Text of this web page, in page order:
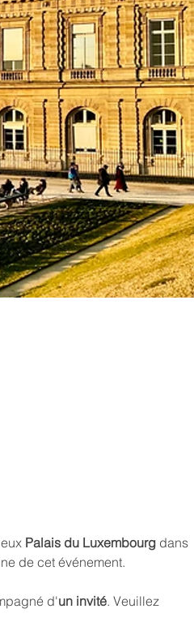
Palais du Luxembourg dans
de cet événement.
d'un invité. Veuillez